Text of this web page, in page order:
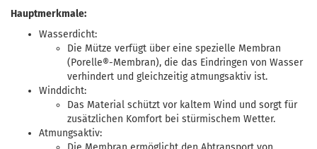
Hauptmerkmale:
Wasserdicht:
Die Mütze verfügt über eine spezielle Membran
(Porelle®-Membran), die das Eindringen von Wasser
verhindert und gleichzeitig atmungsaktiv ist.
Winddicht:
Das Material schützt vor kaltem Wind und sorgt für
zusätzlichen Komfort bei stürmischem Wetter.
Atmungsaktiv: